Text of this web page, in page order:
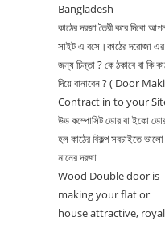
Bangladesh
কাঠের দরজা তৈরী করে দিবো
সাইট এ বসে।কাঠের দরোজা এর
জন্য চিন্তা ? কে ঠকাবে বা কি
দিয়ে বানাবেন ? ( Door
Contract in to your
উড কম্পোসিট ডোর বা ইকো
হল কাঠের বিকল্প সবচাইতে ভালো
মানের দরজা
Wood Double door is
making your flat or
house attractive, royal